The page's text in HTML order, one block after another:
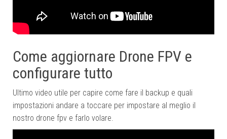
Come aggiornare Drone FPV e
configurare tutto
Ultimo video utile per capire come fare il backup e quali
impostazioni andare a toccare per impostare al meglio il
nostro drone fpv e farlo volare.